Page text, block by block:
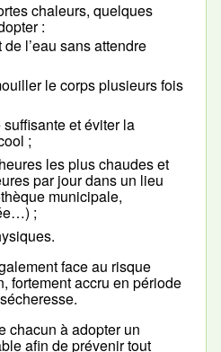
chaleurs, quelques
:
l’eau sans attendre
le corps plusieurs fois
et éviter la
;
les plus chaudes et
par jour dans un lieu
municipale,
;
face au risque
fortement accru en période
chacun à adopter un
afin de prévenir tout